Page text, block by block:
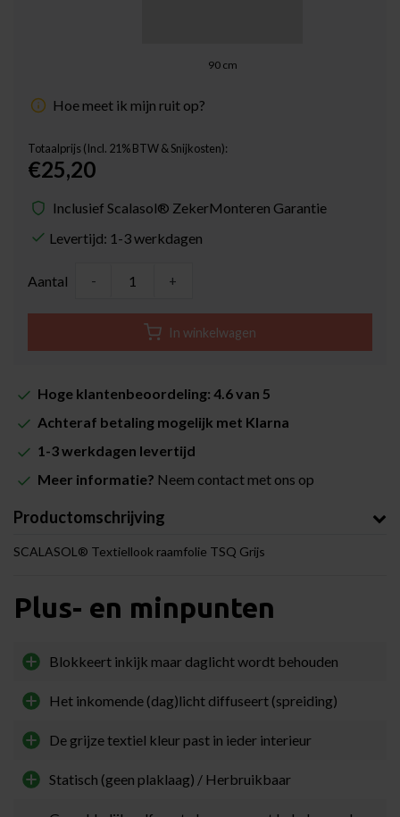
90cm
Hoe meet ik mijn ruit op?
Totaalprijs (Incl. 21% BTW & Snijkosten):
€25,20
Inclusief Scalasol® ZekerMonteren Garantie
Levertijd: 1-3 werkdagen
Aantal - +
In winkelwagen
Hoge klantenbeoordeling: 4.6 van 5
Achteraf betaling mogelijk met Klarna
1-3 werkdagen levertijd
Meer informatie? Neem contact met ons op
Productomschrijving
SCALASOL® Textiellook raamfolie TSQ Grijs
Plus- en minpunten
Blokkeert inkijk maar daglicht wordt behouden
Het inkomende (dag)licht diffuseert (spreiding)
De grijze textiel kleur past in ieder interieur
Statisch (geen plaklaag) / Herbruikbaar